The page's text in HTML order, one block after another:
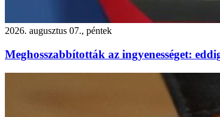
2026. augusztus 07., péntek
Meghosszabbították az ingyenességet: